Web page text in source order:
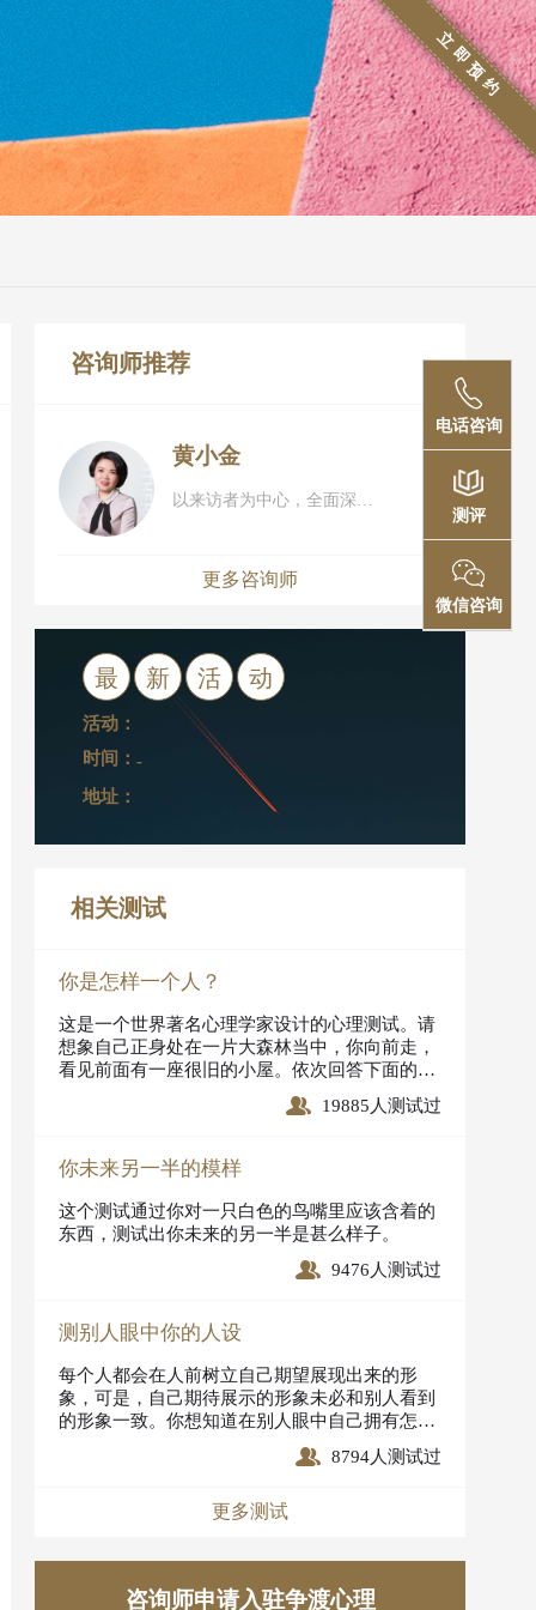
咨询师推荐
黄小金
以来访者为中心，全面深入洞察每一位来访者心理问题与困扰，接纳每一位来访者，温和、循循善诱
更多咨询师
最 新 活 动
活动：
时间： -
地址：
相关测试
你是怎样一个人？
这是一个世界著名心理学家设计的心理测试。请
想象自己正身处在一片大森林当中，你向前走，
看见前面有一座很旧的小屋。依次回答下面的问
19885人测试过
你未来另一半的模样
这个测试通过你对一只白色的鸟嘴里应该含着的
东西，测试出你未来的另一半是甚么样子。
9476人测试过
测别人眼中你的人设
每个人都会在人前树立自己期望展现出来的形
象，可是，自己期待展示的形象未必和别人看到
的形象一致。你想知道在别人眼中自己拥有怎样
的人设吗？看看下面的测试吧，相信你能在测试
8794人测试过
更多测试
咨询师申请入驻争渡心理
电话咨询
测评
微信咨询
立即预约